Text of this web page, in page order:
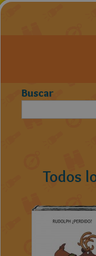
Buscar
Todos